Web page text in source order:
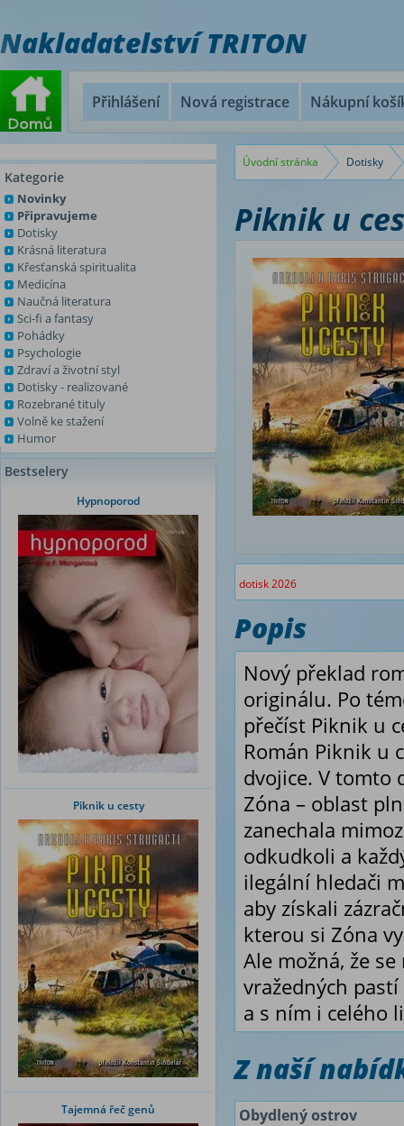
Nakladatelství TRITON
Přihlášení Nová registrace Nákupní
Kategorie
Novinky
Připravujeme
Dotisky
Krásná literatura
Křesťanská spiritualita
Medicína
Naučná literatura
Sci-fi a fantasy
Pohádky
Psychologie
Zdraví a životní styl
Dotisky - realizované
Rozebrané tituly
Volně ke stažení
Humor
Bestselery
Hypnoporod
Piknik u cesty
Tajemná řeč genů
Úvodní stránka Dotisky
Piknik u
dotisk 2026
Popis
Nový překlad
originálu. Po
přečíst Piknik u
Román Piknik u
dvojice. V tomto
Zóna – oblast
zanechala
odkudkoli a
ilegální hledači
aby získali
kterou si Zóna
Ale možná, že
vražedných
a s ním i celého
Z naší
Obydlený ostrov